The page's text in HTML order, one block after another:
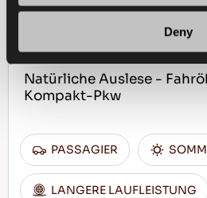
Deny
Natürliche Auslese -
Kompakt-Pkw
PASSAGIER
LANGERE LAUFLEISTUNG